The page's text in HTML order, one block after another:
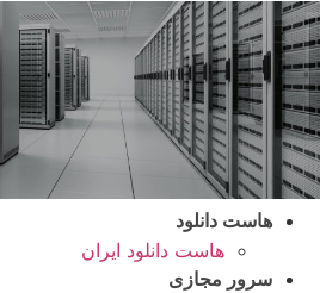
هاست دانلود
هاست دانلود ایران
سرور مجازی